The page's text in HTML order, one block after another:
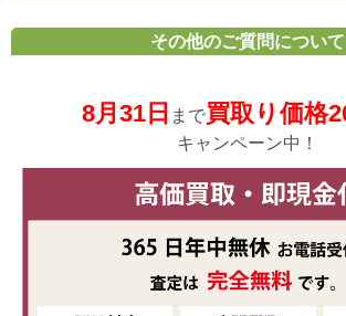
その他のご質問について
8月31日 まで買取り価格
キャンペーン中！